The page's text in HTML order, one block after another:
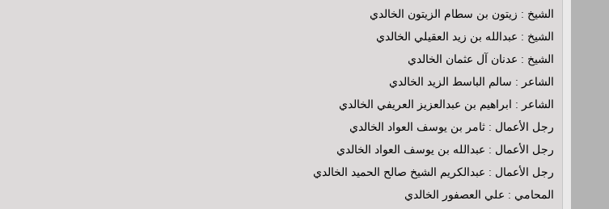
الشيخ : زيتون بن سطام الزيتون الخالدي
الشيخ : عبدالله بن زيد العقيلي الخالدي
الشيخ : عدنان آل عثمان الخالدي
الشاعر : سالم الباسط الزيد الخالدي
الشاعر : ابراهيم بن عبدالعزيز العريفي الخالدي
رجل الأعمال : ثامر بن يوسف العواد الخالدي
رجل الأعمال : عبدالله بن يوسف العواد الخالدي
رجل الأعمال : عبدالكريم الشيخ صالح الحميد الخالدي
المحامي : علي العصفور الخالدي